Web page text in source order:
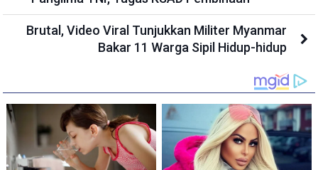
Brutal, Video Viral Tunjukkan Militer Myanmar
Bakar 11 Warga Sipil Hidup-hidup